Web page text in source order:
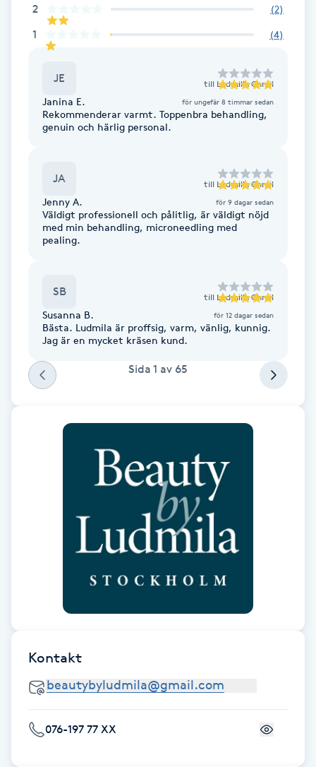
Fransk manikyr
Fransrengöring
Friskvård
Friskvårdsmassage
Färgning
Föning
Gel naglar
Gelenaglar
Gruppträning
Gua Sha-massage
Hatha Yoga
Headspa
2 (2)
1 (4)
JE till Ludmilla Chmil
Janina E. för ungefär 8 timmar sedan
Rekommenderar varmt. Toppenbra behandling,
genuin och härlig personal.
JA till Ludmilla Chmil
Jenny A. för 9 dagar sedan
Väldigt professionell och pålitlig, är väldigt nöjd
med min behandling, microneedling med
pealing.
SB till Ludmilla Chmil
Susanna B. för 12 dagar sedan
Bästa. Ludmila är proffsig, varm, vänlig, kunnig.
Jag är en mycket kräsen kund.
Sida 1 av 65
Kontakt
076-197 77 XX